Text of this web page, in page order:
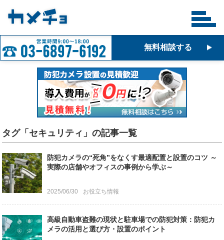
無料相談する
タグ「セキュリティ」の記事一覧
防犯カメラの“死角”をなくす最適配置と設置のコツ ～
実際の店舗やオフィスの事例から学ぶ～
2025/06/30 お役立ち情報
高級自動車盗難の現状と駐車場での防犯対策：防犯カ
メラの活用と選び方・設置のポイント